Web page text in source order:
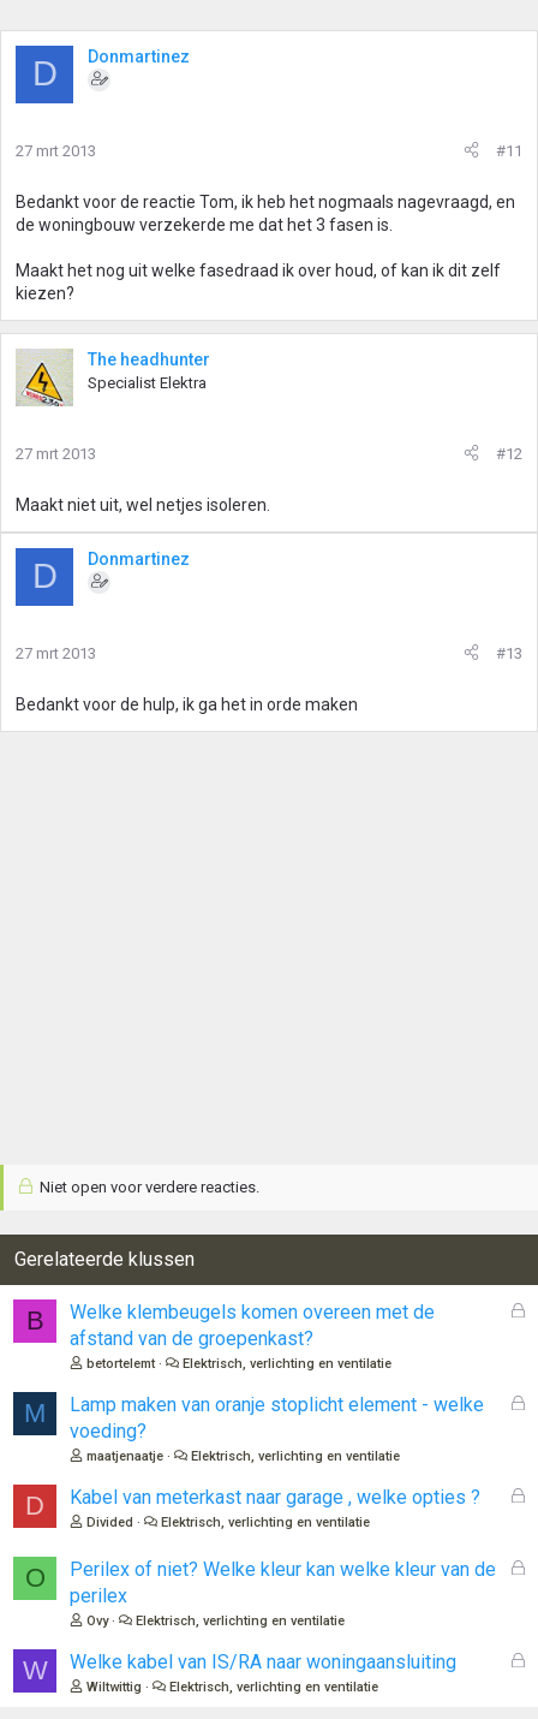
D Donmartinez
27 mrt 2013 #11
Bedankt voor de reactie Tom, ik heb het nogmaals nagevraagd, en
de woningbouw verzekerde me dat het 3 fasen is.
Maakt het nog uit welke fasedraad ik over houd, of kan ik dit zelf
kiezen?
The headhunter
Specialist Elektra
27 mrt 2013 #12
Maakt niet uit, wel netjes isoleren.
D Donmartinez
27 mrt 2013 #13
Bedankt voor de hulp, ik ga het in orde maken
Niet open voor verdere reacties.
Gerelateerde klussen
B
G
o
Welke klembeugels komen overeen met de
afstand van de groepenkast?
betortelemt Elektrisch, verlichting en ventilatie
M
G
o
Lamp maken van oranje stoplicht element - welke
voeding?
maatjenaatje Elektrisch, verlichting en ventilatie
D
G
l
Kabel van meterkast naar garage , welke opties ?
Divided Elektrisch, verlichting en ventilatie
O
G
o
Perilex of niet? Welke kleur kan welke kleur van de
perilex
Ovy Elektrisch, verlichting en ventilatie
W
G
Welke kabel van IS/RA naar woningaansluiting
Wiltwittig Elektrisch, verlichting en ventilatie